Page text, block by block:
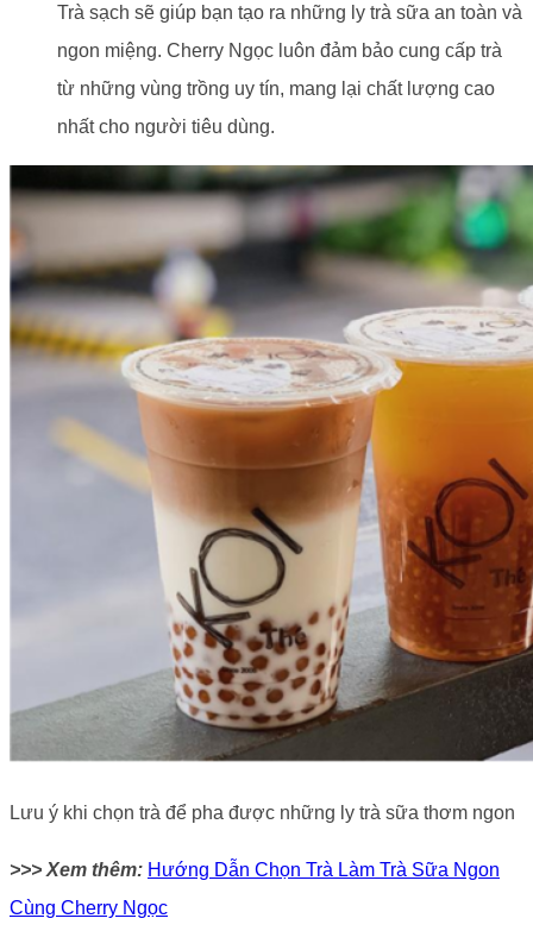
Trà sạch sẽ giúp bạn tạo ra những ly trà sữa an toàn và
ngon miệng. Cherry Ngọc luôn đảm bảo cung cấp trà
từ những vùng trồng uy tín, mang lại chất lượng cao
nhất cho người tiêu dùng.
Lưu ý khi chọn trà để pha được những ly trà sữa thơm ngon
>>> Xem thêm: Hướng Dẫn Chọn Trà Làm Trà Sữa Ngon
Cùng Cherry Ngọc